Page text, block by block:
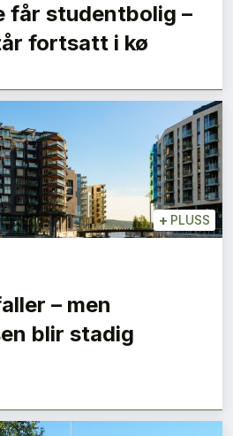
får studentbolig –
fortsatt i kø
+ PLUSS
– men
blir stadig